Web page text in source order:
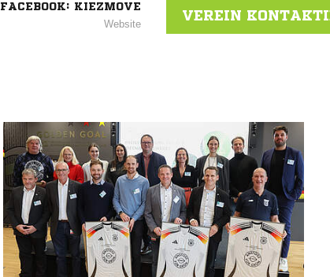
FACEBOOK: KIEZMOVE
Website
VEREIN
NACHRICHT